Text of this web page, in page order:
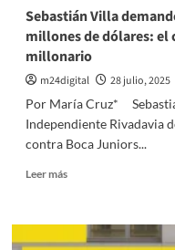
esa
treintañera
Sebastián Villa
millones de dólares: el
millonario
m24digital
28 julio, 2025
Por María Cruz*
Independiente Rivadavia
contra Boca Juniors...
Leer másLeer
Sebastián
Villa